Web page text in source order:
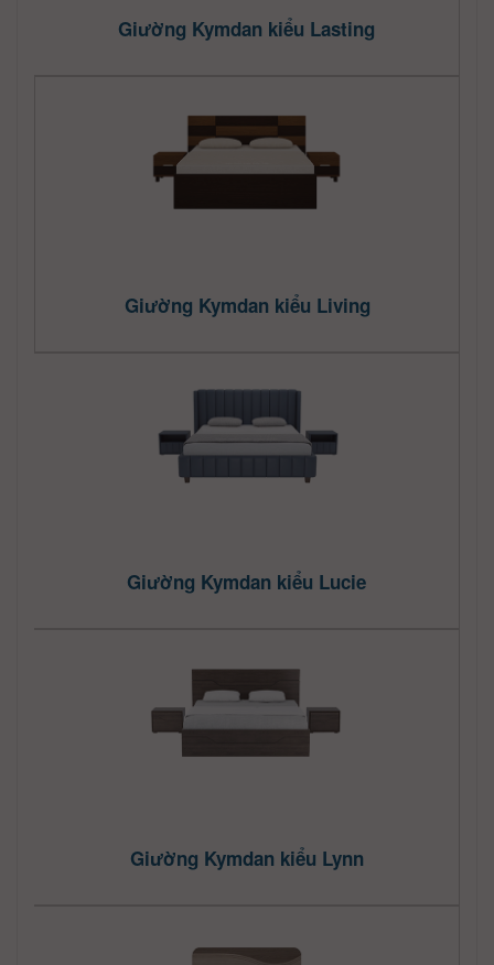
Giường Kymdan kiểu Lasting
Giường Kymdan kiểu Living
Giường Kymdan kiểu Lucie
Giường Kymdan kiểu Lynn